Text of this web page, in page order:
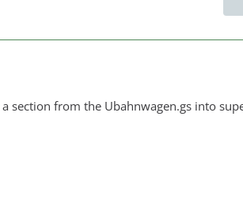
section from the Ubahnwagen.gs into